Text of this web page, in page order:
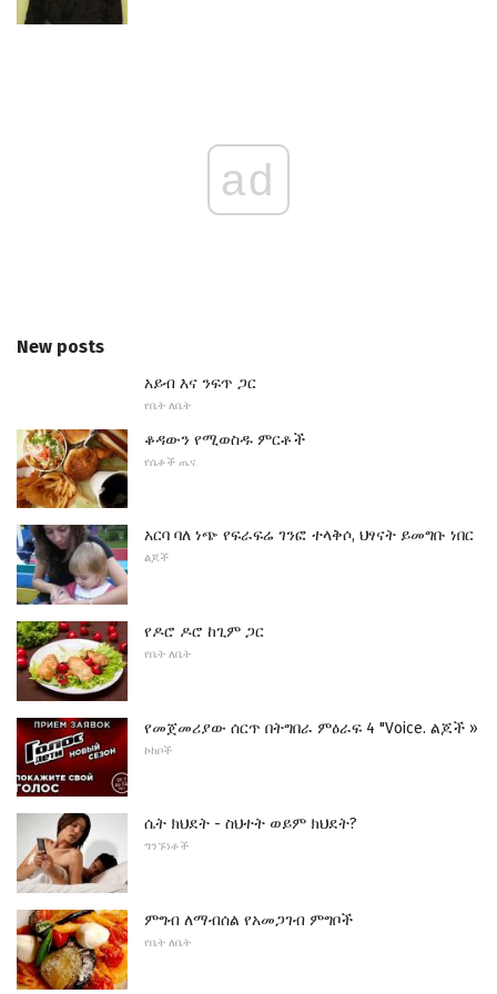
ad
New posts
አይብ እና ንፍጥ ጋር
የቤት ለቤት
ቆዳውን የሚወስዱ ምርቶች
የሴቶች ጤና
አርባ ባለ ነጭ የፍራፍሬ ገንፎ ተላቅሶ, ህፃናት ይመግቡ ነበር
ልጆች
የዶሮ ዶሮ ከጊም ጋር
የቤት ለቤት
የመጀመሪያው ሰርጥ በትግበራ ​​ምዕራፍ 4 "Voice. ልጆች »
ኮከቦች
ሴት ክህደት - ስህተት ወይም ክህደት?
ግንኙነቶች
ምግብ ለማብሰል የአመጋገብ ምግቦች
የቤት ለቤት